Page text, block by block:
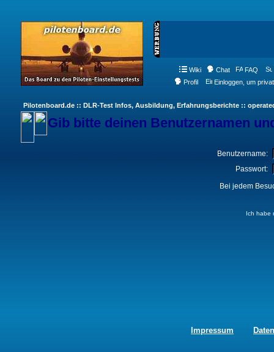
Wiki Chat FAQ
Profil
Einloggen, um
Pilotenboard.de :: DLR-Test Infos, Ausbildung, Erfahrungsberichte ::
Gib bitte deinen Benutzernamen
Benutzername:
Passwort:
Bei jedem
Ich habe
Impressum